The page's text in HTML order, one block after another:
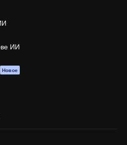
ИИ
Новое